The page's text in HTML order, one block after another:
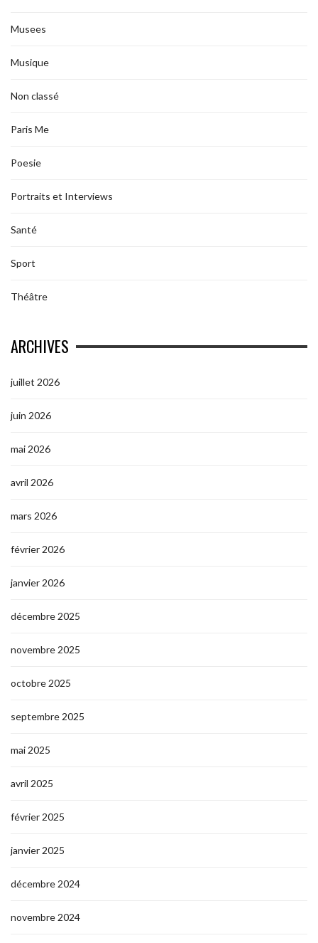
Musees
Musique
Non classé
Paris Me
Poesie
Portraits et Interviews
Santé
Sport
Théâtre
ARCHIVES
juillet 2026
juin 2026
mai 2026
avril 2026
mars 2026
février 2026
janvier 2026
décembre 2025
novembre 2025
octobre 2025
septembre 2025
mai 2025
avril 2025
février 2025
janvier 2025
décembre 2024
novembre 2024